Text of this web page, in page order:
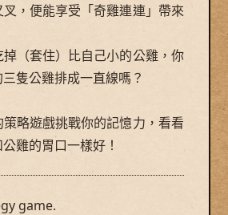
，便能享受「奇雞連連」帶來
（套住）比自己小的公雞，你
隻公雞排成一直線嗎？
略遊戲挑戰你的記憶力，看看
雞的胃口一樣好！
game.